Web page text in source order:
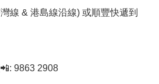
線 & 港島線沿線) 或順豐快遞到
9863 2908